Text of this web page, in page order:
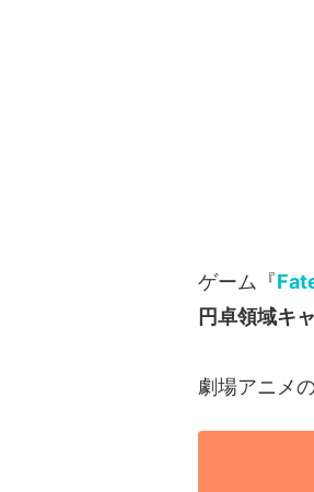
ゲーム『
円卓領域キ
劇場アニメ